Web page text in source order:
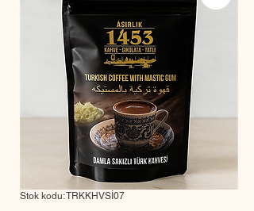
Stok kodu: TRKKHVSİ07